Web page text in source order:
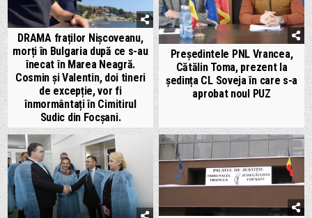
DRAMA fraților Nișcoveanu,
morți în Bulgaria după ce s-au
înecat în Marea Neagră.
Cosmin și Valentin, doi tineri
de excepție, vor fi
înmormântați în Cimitirul
Sudic din Focșani.
Președintele PNL Vrancea,
Cătălin Toma, prezent la
ședința CL Soveja în care s-a
aprobat noul PUZ